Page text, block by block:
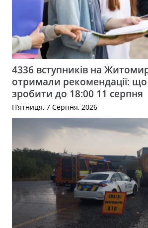
4336 вступників на
отримали рекомендації:
зробити до 18:00 11 серпня
П’ятниця, 7 Серпня, 2026